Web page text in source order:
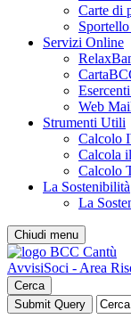
Carte di
Servizi Online
Web
Strumenti Utili
Calcolo
Calcola
Calcolo
La Sostenibilità
La
Chiudi menu
AvvisiSoci - Area
Cerca